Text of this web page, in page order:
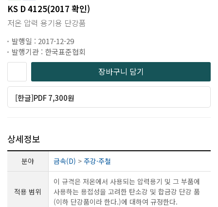
KS D 4125(2017 확인)
저온 압력 용기용 단강품
발행일 : 2017-12-29
발행기관 : 한국표준협회
장바구니 담기
[한글]PDF 7,300원
상세정보
분야 금속(D) > 주강·주철
적용 범위
이 규격은 저온에서 사용되는 압력용기 및 그 부품에
사용하는 용접성을 고려한 탄소강 및 합금강 단강 품
(이하 단강품이라 한다.)에 대하여 규정한다.